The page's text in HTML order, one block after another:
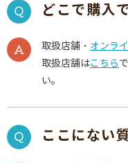
どこで購入
取扱店舗・ オンラ
取扱店舗はこちら
い。
ここにない